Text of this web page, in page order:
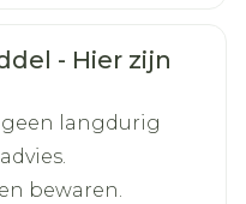
fenytoïne,
normale cyclus
- Hier zijn
langdurig
bewaren.